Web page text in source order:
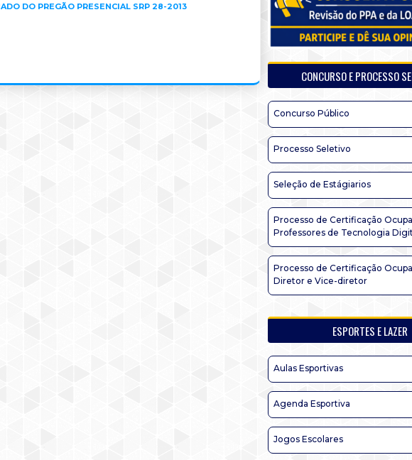
DO PREGÃO PRESENCIAL SRP 28-2013
CONCURSO E PROCESSO
Concurso Público
Processo Seletivo
Seleção de Estágiarios
Processo de Certificação
Professores de Tecnologia
Processo de Certificação
Diretor e Vice-diretor
ESPORTES E LAZER
Aulas Esportivas
Agenda Esportiva
Jogos Escolares